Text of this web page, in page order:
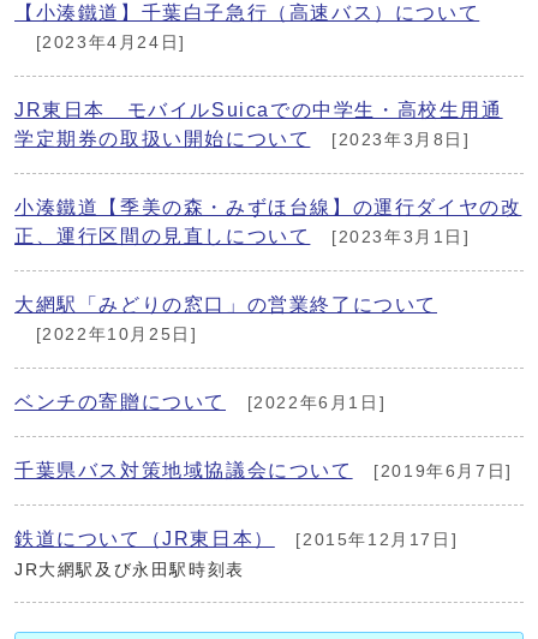
【小湊鐵道】千葉白子急行（高速バス）について
[2023年4月24日]
JR東日本 モバイルSuicaでの中学生・高校生用通
学定期券の取扱い開始について
[2023年3月8日]
小湊鐵道【季美の森・みずほ台線】の運行ダイヤの改
正、運行区間の見直しについて
[2023年3月1日]
大網駅「みどりの窓口」の営業終了について
[2022年10月25日]
ベンチの寄贈について [2022年6月1日]
千葉県バス対策地域協議会について [2019年6月7日]
鉄道について（JR東日本）
[2015年12月17日]
JR大網駅及び永田駅時刻表